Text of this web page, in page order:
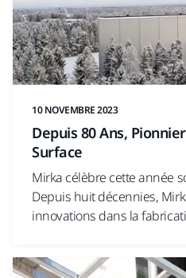
10 NOVEMBRE 2023
Depuis 80 Ans,
Surface
Mirka célèbre cette année
Depuis huit décennies,
innovations dans la